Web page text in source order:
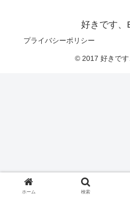
好きです、
プライバシーポリシー
© 2017 好きです
ホーム 検索